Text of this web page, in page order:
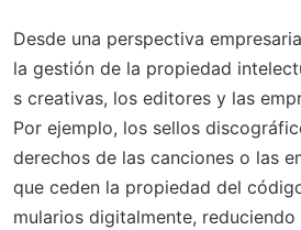
Desde una perspectiva
la gestión de la propiedad
s creativas, los editores y las
Por ejemplo, los sellos
derechos de las canciones o las
que ceden la propiedad del
mularios digitalmente,